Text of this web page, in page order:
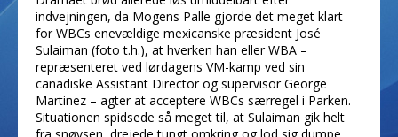
indvejningen, da Mogens Palle gjorde det meget klart
for WBCs enevældige mexicanske præsident José
Sulaiman (foto t.h.), at hverken han eller WBA –
repræsenteret ved lørdagens VM-kamp ved sin
canadiske Assistant Director og supervisor George
Martinez – agter at acceptere WBCs særregel i Parken.
Situationen spidsede så meget til, at Sulaiman gik helt